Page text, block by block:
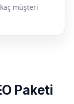
müşteri
Paketi